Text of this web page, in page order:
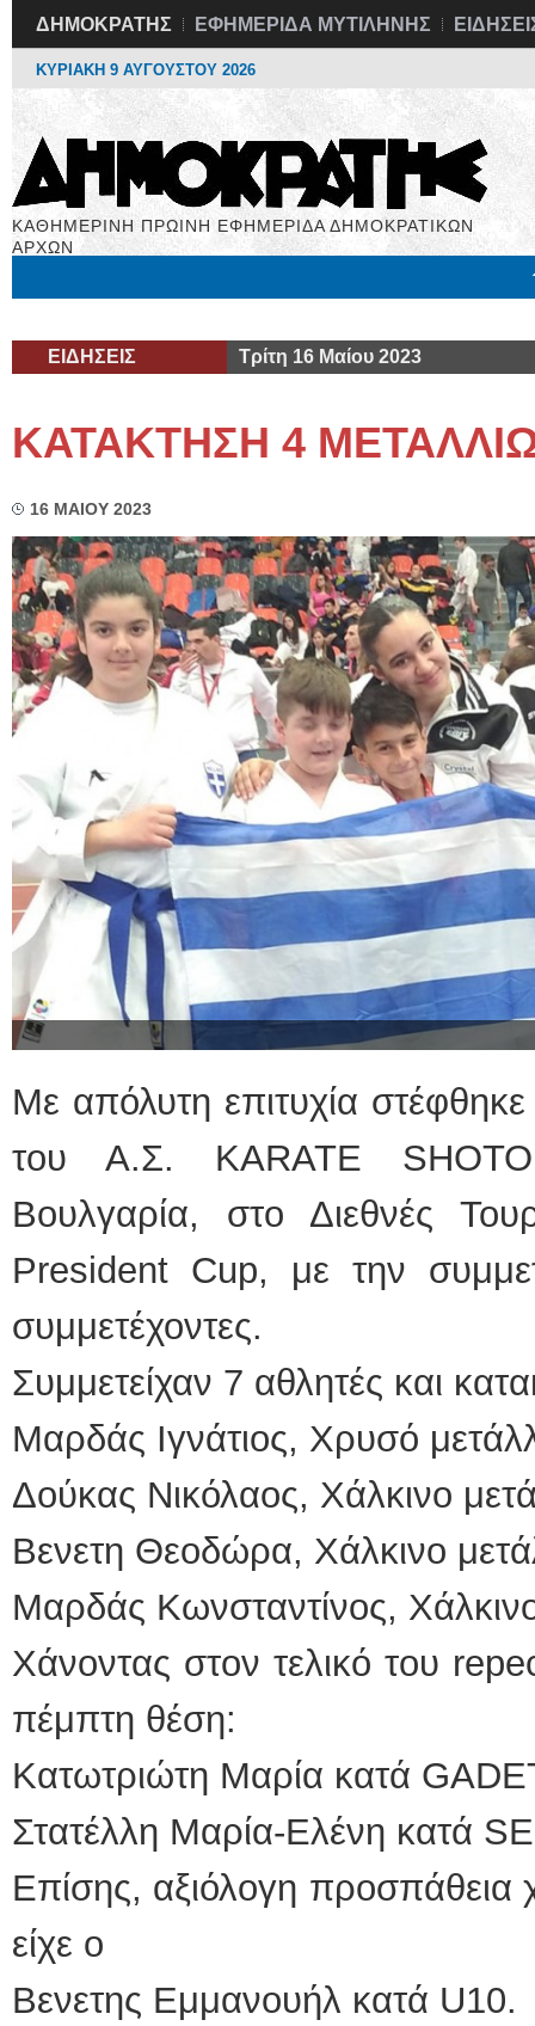
ΔΗΜΟΚΡΑΤΗΣ ΕΦΗΜΕΡΙΔΑ ΜΥΤΙΛΗΝΗΣ
ΚΥΡΙΑΚΗ 9 ΑΥΓΟΥΣΤΟΥ 2026
ΚΑΘΗΜΕΡΙΝΗ ΠΡΩΙΝΗ ΕΦΗΜΕΡΙΔΑ ΔΗΜΟΚΡΑΤΙΚΩΝ
ΑΡΧΩΝ
ΕΙΔΗΣΕΙΣ Τρίτη 16 Μαίου 2023
ΚΑΤΑΚΤΗΣΗ 4
16 ΜΑΙΟΥ 2023
Με απόλυτη επιτυχία
του Α.Σ. KARATE
Βουλγαρία, στο Διεθνές
President Cup, με την
συμμετέχοντες.
Συμμετείχαν 7 αθλητές και
Μαρδάς Ιγνάτιος, Χρυσό
Δούκας Νικόλαος, Χάλκινο
Βενετη Θεοδώρα, Χάλκινο
Μαρδάς Κωνσταντίνος,
Χάνοντας στον τελικό του
πέμπτη θέση:
Κατωτριώτη Μαρία κατά
Στατέλλη Μαρία-Ελένη κατά
Επίσης, αξιόλογη προσπάθεια
είχε ο
Βενετης Εμμανουήλ κατά U10.